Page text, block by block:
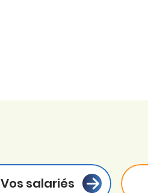
Vos salariés